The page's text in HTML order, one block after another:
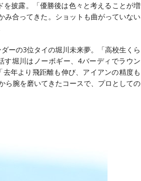
披露。「優勝後は色々と考えることが増
み合ってきた。ショットも曲がっていない
ーの3位タイの堀川未来夢。「高校生くら
堀川はノーボギー、4バーディでラウン
年より飛距離も伸び、アイアンの精度も
ら腕を磨いてきたコースで、プロとしての